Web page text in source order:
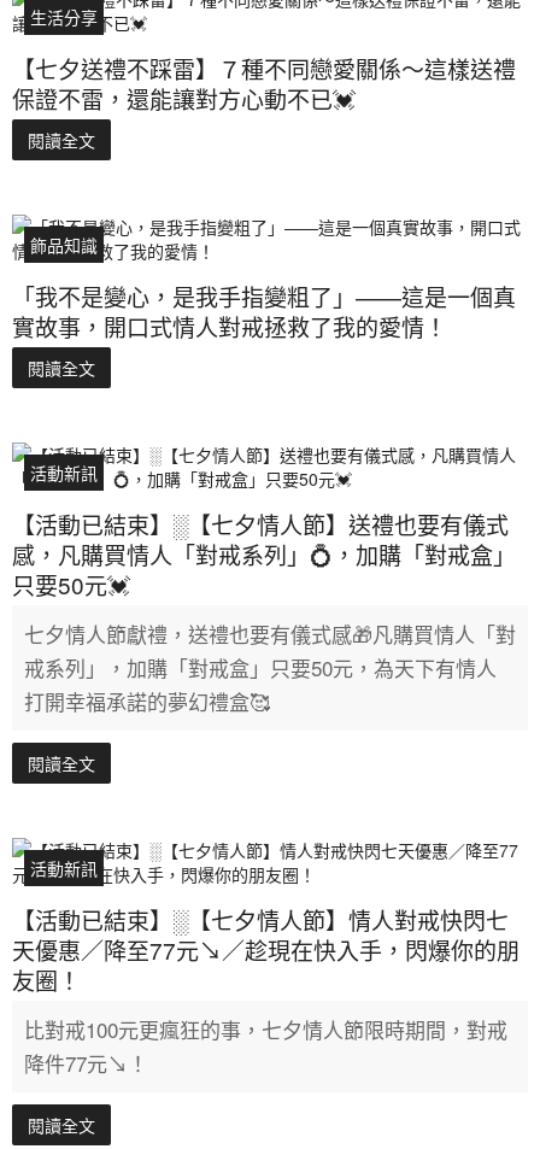
生活分享
【七夕送禮不踩雷】７種不同戀愛關係～這樣送禮
保證不雷，還能讓對方心動不已💓
閱讀全文
飾品知識
「我不是變心，是我手指變粗了」——這是一個真
實故事，開口式情人對戒拯救了我的愛情！
閱讀全文
活動新訊
【活動已結束】░【七夕情人節】送禮也要有儀式
感，凡購買情人「對戒系列」💍，加購「對戒盒」
只要50元💓
七夕情人節獻禮，送禮也要有儀式感🎁凡購買情人「對
戒系列」，加購「對戒盒」只要50元，為天下有情人
打開幸福承諾的夢幻禮盒🥰
閱讀全文
活動新訊
【活動已結束】░【七夕情人節】情人對戒快閃七
天優惠／降至77元↘／趁現在快入手，閃爆你的朋
友圈！
比對戒100元更瘋狂的事，七夕情人節限時期間，對戒
降件77元↘！
閱讀全文